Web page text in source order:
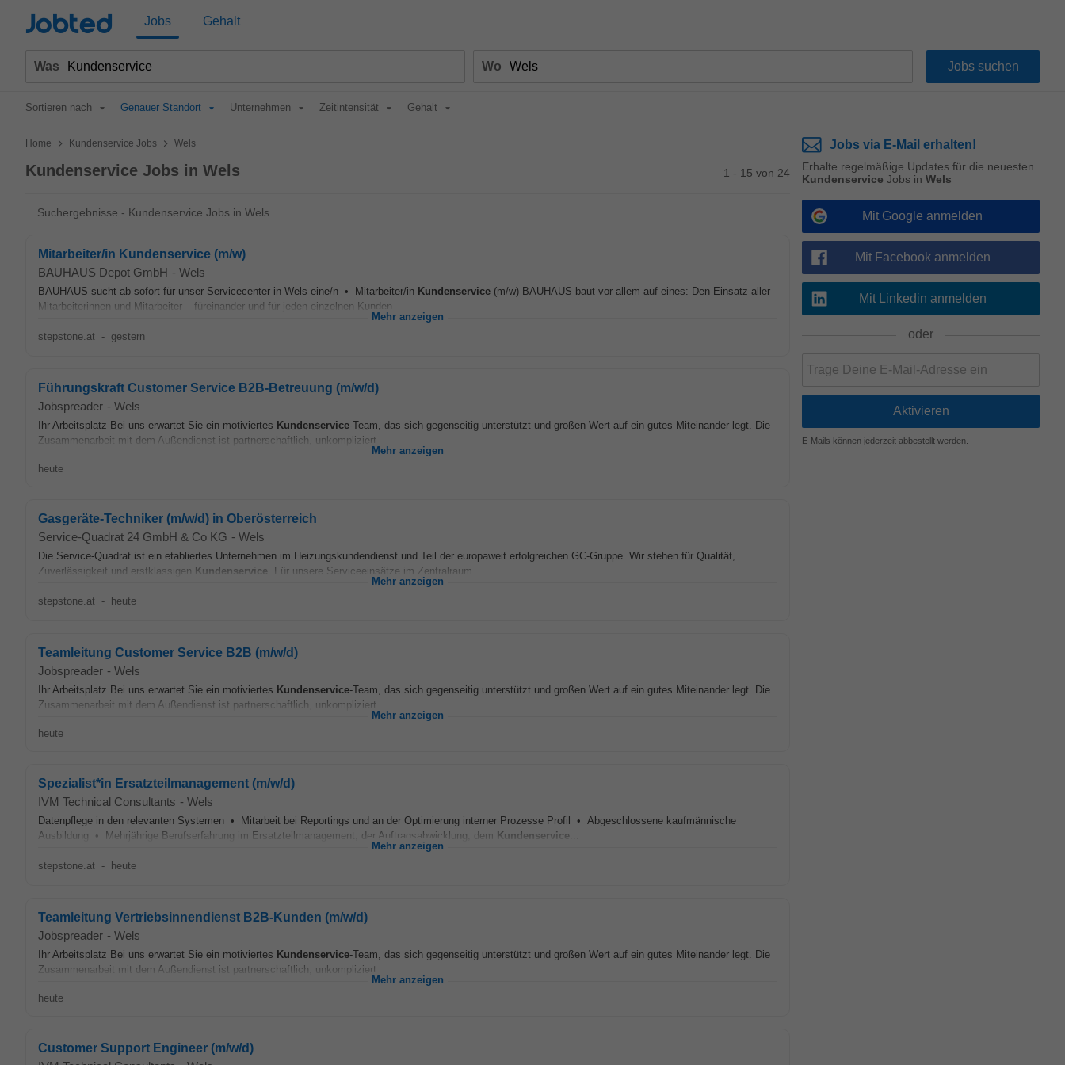
Jobted Jobs Gehalt
Was Wo
Sortieren nach Genauer Standort Unternehmen Zeitintensität Gehalt
Home > Kundenservice Jobs > Wels
Kundenservice Jobs in Wels 1 - 15 von 24
Suchergebnisse - Kundenservice Jobs in Wels
Mitarbeiter/in Kundenservice (m/w)
BAUHAUS Depot GmbH - Wels
BAUHAUS sucht ab sofort für unser Servicecenter in Wels eine/n • Mitarbeiter/in Kundenservice (m/w) BAUHAUS baut vor allem auf eines: Den Einsatz aller
Mitarbeiterinnen und Mitarbeiter – füreinander und für jeden einzelnen Kunden...
Mehr anzeigen
stepstone.at - gestern
Führungskraft Customer Service B2B-Betreuung (m/w/d)
Jobspreader - Wels
Ihr Arbeitsplatz Bei uns erwartet Sie ein motiviertes Kundenservice-Team, das sich gegenseitig unterstützt und großen Wert auf ein gutes Miteinander legt. Die
Zusammenarbeit mit dem Außendienst ist partnerschaftlich, unkompliziert...
Mehr anzeigen
heute
Gasgeräte-Techniker (m/w/d) in Oberösterreich
Service-Quadrat 24 GmbH & Co KG - Wels
Die Service-Quadrat ist ein etabliertes Unternehmen im Heizungskundendienst und Teil der europaweit erfolgreichen GC-Gruppe. Wir stehen für Qualität,
Zuverlässigkeit und erstklassigen Kundenservice . Für unsere Serviceeinsätze im Zentralraum...
Mehr anzeigen
stepstone.at - heute
Teamleitung Customer Service B2B (m/w/d)
Jobspreader - Wels
Ihr Arbeitsplatz Bei uns erwartet Sie ein motiviertes Kundenservice-Team, das sich gegenseitig unterstützt und großen Wert auf ein gutes Miteinander legt. Die
Zusammenarbeit mit dem Außendienst ist partnerschaftlich, unkompliziert...
Mehr anzeigen
heute
Spezialist*in Ersatzteilmanagement (m/w/d)
IVM Technical Consultants - Wels
Datenpflege in den relevanten Systemen • Mitarbeit bei Reportings und an der Optimierung interner Prozesse Profil • Abgeschlossene kaufmännische
Ausbildung • Mehrjährige Berufserfahrung im Ersatzteilmanagement, der Auftragsabwicklung, dem Kundenservice
Mehr anzeigen
stepstone.at - heute
Teamleitung Vertriebsinnendienst B2B-Kunden (m/w/d)
Jobspreader - Wels
Ihr Arbeitsplatz Bei uns erwartet Sie ein motiviertes Kundenservice-Team, das sich gegenseitig unterstützt und großen Wert auf ein gutes Miteinander legt. Die
Zusammenarbeit mit dem Außendienst ist partnerschaftlich, unkompliziert...
Mehr anzeigen
heute
Customer Support Engineer (m/w/d)
Jobs via E-Mail erhalten!
Erhalte regelmäßige Updates für die neuesten
Kundenservice Jobs in Wels
Mit Google anmelden
Mit Facebook anmelden
Mit Linkedin anmelden
oder
E-Mails können jederzeit abbestellt werden.